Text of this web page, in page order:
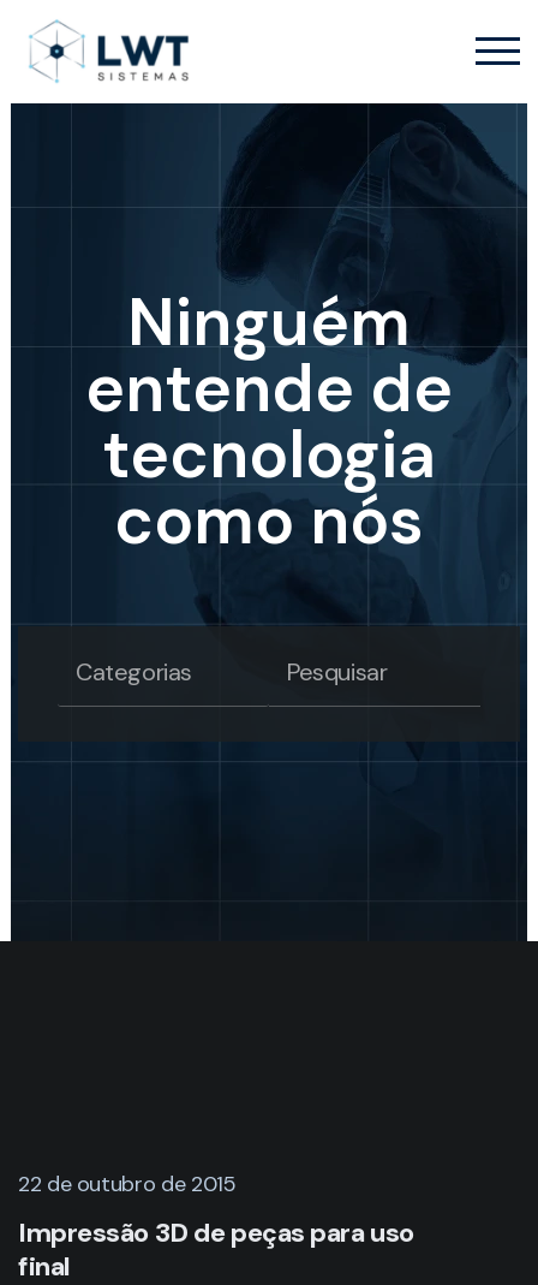
Ninguém
entende de
tecnologia
como nós
22 de outubro de 2015
Impressão 3D de peças para uso
final